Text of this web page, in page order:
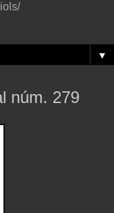
▼
núm. 279